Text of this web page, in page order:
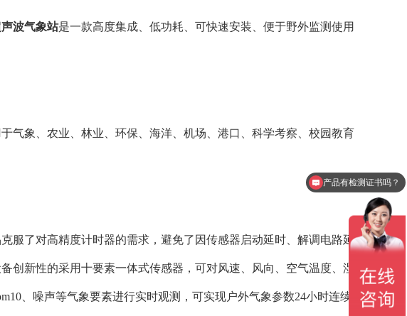
波气象站是一款高度集成、低功耗、可快速安装、便于野外监测使用
气象、农业、林业、环保、海洋、机场、港口、科学考察、校园教育
服了对高精度计时器的需求，避免了因传感器启动延时、解调电路延
创新性的采用十要素一体式传感器，可对风速、风向、空气温度、湿
、噪声等气象要素进行实时观测，可实现户外气象参数24小时连续
产品有检测证书吗？